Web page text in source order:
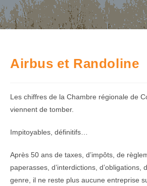
Airbus et Randoline
Les chiffres de la Chambre régionale de
viennent de tomber.
Impitoyables, définitifs…
Après 50 ans de taxes, d’impôts, de
paperasses, d’interdictions, d’obligations,
genre, il ne reste plus aucune entreprise